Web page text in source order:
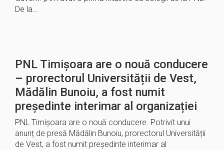
De la…
PNL Timișoara are o nouă conducere
– prorectorul Universității de Vest,
Mădălin Bunoiu, a fost numit
președinte interimar al organizației
PNL Timișoara are o nouă conducere. Potrivit unui
anunț de presă Mădălin Bunoiu, prorectorul Universității
de Vest, a fost numit președinte interimar al